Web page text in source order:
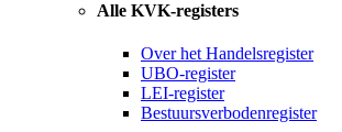
Alle KVK-registers
Over het Handelsregister
UBO-register
LEI-register
Bestuursverbodenregister